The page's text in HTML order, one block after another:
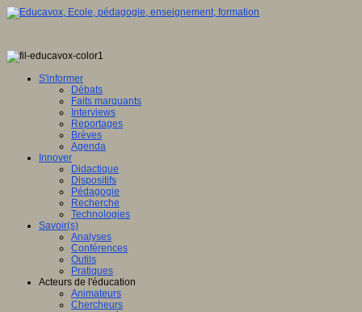
S'informer
Débats
Faits marquants
Interviews
Reportages
Brèves
Agenda
Innover
Didactique
Dispositifs
Pédagogie
Recherche
Technologies
Savoir(s)
Analyses
Conférences
Outils
Pratiques
Acteurs de l'éducation
Animateurs
Chercheurs